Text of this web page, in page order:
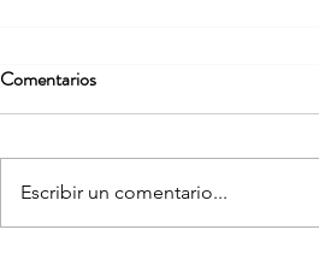
Comentarios
Escribir un comentario...